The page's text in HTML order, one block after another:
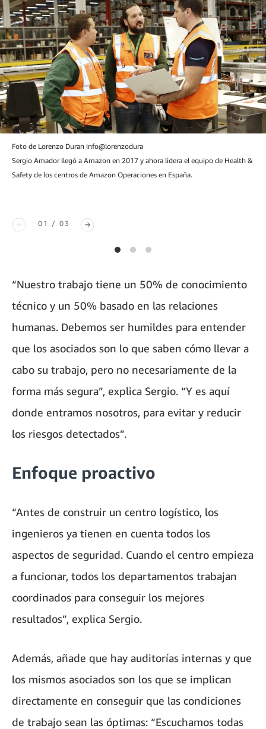
Foto de Lorenzo Duran info@lorenzodura
Sergio Amador llegó a Amazon en 2017 y ahora lidera el equipo de Health &
Safety de los centros de Amazon Operaciones en España.
01 / 03
“Nuestro trabajo tiene un 50% de conocimiento
técnico y un 50% basado en las relaciones
humanas. Debemos ser humildes para entender
que los asociados son lo que saben cómo llevar a
cabo su trabajo, pero no necesariamente de la
forma más segura”, explica Sergio. “Y es aquí
donde entramos nosotros, para evitar y reducir
los riesgos detectados”.
Enfoque proactivo
“Antes de construir un centro logístico, los
ingenieros ya tienen en cuenta todos los
aspectos de seguridad. Cuando el centro empieza
a funcionar, todos los departamentos trabajan
coordinados para conseguir los mejores
resultados”, explica Sergio.
Además, añade que hay auditorías internas y que
los mismos asociados son los que se implican
directamente en conseguir que las condiciones
de trabajo sean las óptimas: “Escuchamos todas